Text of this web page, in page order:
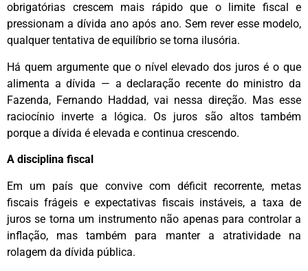
obrigatórias crescem mais rápido que o limite fiscal e
pressionam a dívida ano após ano. Sem rever esse modelo,
qualquer tentativa de equilíbrio se torna ilusória.
Há quem argumente que o nível elevado dos juros é o que
alimenta a dívida — a declaração recente do ministro da
Fazenda, Fernando Haddad, vai nessa direção. Mas esse
raciocínio inverte a lógica. Os juros são altos também
porque a dívida é elevada e continua crescendo.
A disciplina fiscal
Em um país que convive com déficit recorrente, metas
fiscais frágeis e expectativas fiscais instáveis, a taxa de
juros se torna um instrumento não apenas para controlar a
inflação, mas também para manter a atratividade na
rolagem da dívida pública.